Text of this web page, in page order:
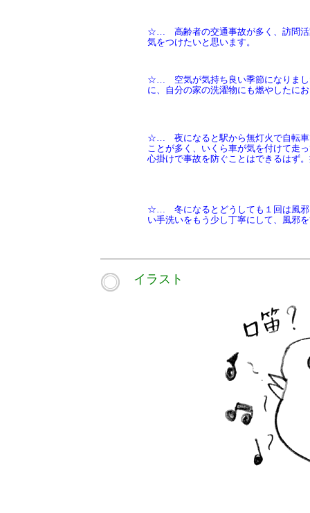
☆… 高齢者の交通事故が多く、訪問活
気をつけたいと思います。
☆… 空気が気持ち良い季節になりまし
に、自分の家の洗濯物にも燃やしたに
☆… 夜になると駅から無灯火で自転車
ことが多く、いくら車が気を付けて走
心掛けで事故を防ぐことはできるはず
☆… 冬になるとどうしても１回は風邪
い手洗いをもう少し丁寧にして、風邪
イラスト